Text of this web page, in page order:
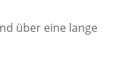
über eine lange